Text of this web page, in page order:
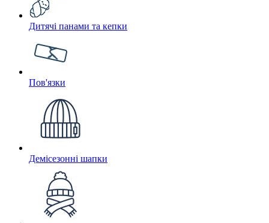
Дитячі панами та кепки
Пов'язки
Демісезонні шапки